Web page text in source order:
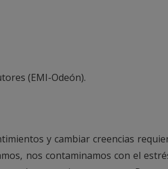
(EMI-Odeón).
y cambiar creencias
nos contaminamos con el